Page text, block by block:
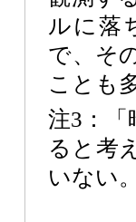
ルに落
で、そ
ことも
注3：
ると考
いない。